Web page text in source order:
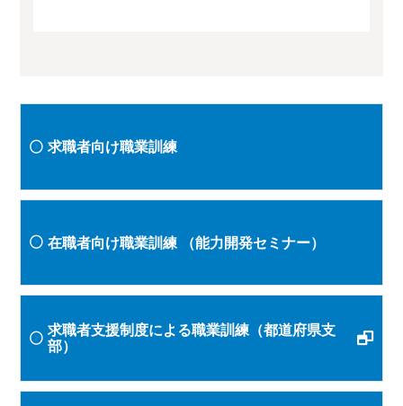
求職者向け職業訓練
在職者向け職業訓練 （能力開発セミナー）
求職者支援制度による職業訓練（都道府県支
部）